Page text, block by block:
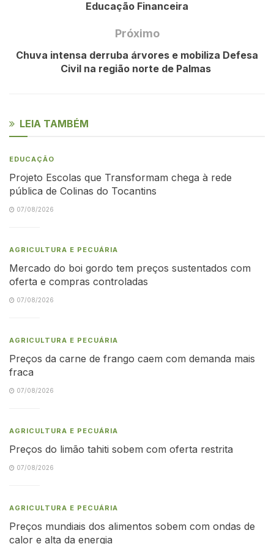
Educação Financeira
Próximo
Chuva intensa derruba árvores e mobiliza Defesa
Civil na região norte de Palmas
LEIA TAMBÉM
EDUCAÇÃO
Projeto Escolas que Transformam chega à rede
pública de Colinas do Tocantins
07/08/2026
AGRICULTURA E PECUÁRIA
Mercado do boi gordo tem preços sustentados com
oferta e compras controladas
07/08/2026
AGRICULTURA E PECUÁRIA
Preços da carne de frango caem com demanda mais
fraca
07/08/2026
AGRICULTURA E PECUÁRIA
Preços do limão tahiti sobem com oferta restrita
07/08/2026
AGRICULTURA E PECUÁRIA
Preços mundiais dos alimentos sobem com ondas de
calor e alta da energia